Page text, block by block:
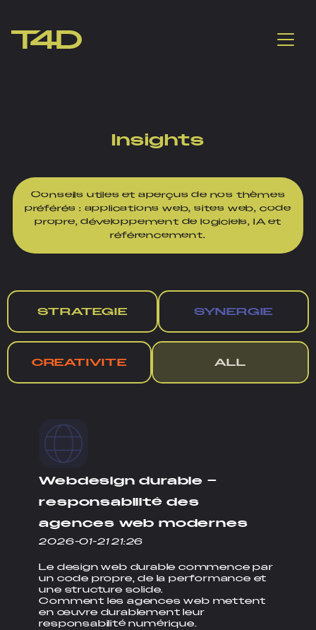
Insights
Conseils utiles et aperçus de nos thèmes
préférés : applications web, sites web, code
propre, développement de logiciels, IA et
référencement.
STRATEGIE SYNERGIE
CREATIVITE ALL
Webdesign durable –
responsabilité des
agences web modernes
2026-01-21 21:26
Le design web durable commence par
un code propre, de la performance et
une structure solide.
Comment les agences web mettent
en œuvre durablement leur
responsabilité numérique.